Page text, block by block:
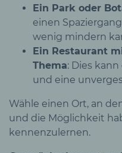
Ein Park oder
einen
wenig mindern
Ein Restaurant
Thema: Dies
und eine
Wähle einen Ort, an
und die Möglichkeit
kennenzulernen.